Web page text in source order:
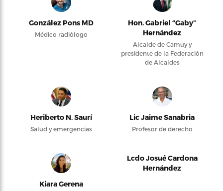
González Pons MD
Médico radiólogo
Hon. Gabriel “Gaby”
Hernández
Alcalde de Camuy y
presidente de la Federación
de Alcaldes
Heriberto N. Saurí
Salud y emergencias
Lic Jaime Sanabria
Profesor de derecho
Kiara Gerena
Lcdo Josué Cardona
Hernández